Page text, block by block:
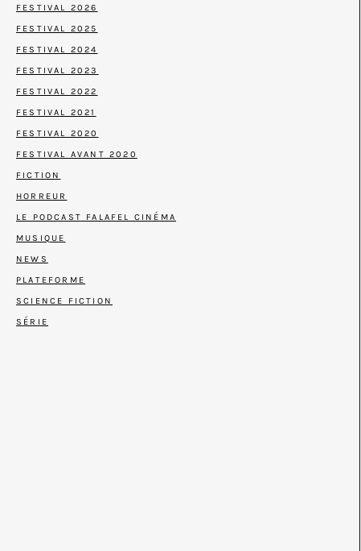
FESTIVAL 2026
FESTIVAL 2025
FESTIVAL 2024
FESTIVAL 2023
FESTIVAL 2022
FESTIVAL 2021
FESTIVAL 2020
FESTIVAL AVANT 2020
FICTION
HORREUR
LE PODCAST FALAFEL CINÉMA
MUSIQUE
NEWS
PLATEFORME
SCIENCE FICTION
SÉRIE